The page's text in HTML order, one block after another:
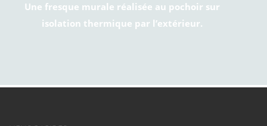
Une fresque murale réalisée au pochoir sur
isolation thermique par l’extérieur.